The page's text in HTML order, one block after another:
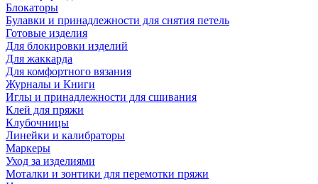
Блокаторы
Булавки и принадлежности для снятия петель
Готовые изделия
Для блокировки изделий
Для жаккарда
Для комфортного вязания
Журналы и Книги
Иглы и принадлежности для сшивания
Клей для пряжи
Клубочницы
Линейки и калибраторы
Маркеры
Уход за изделиями
Моталки и зонтики для перемотки пряжи